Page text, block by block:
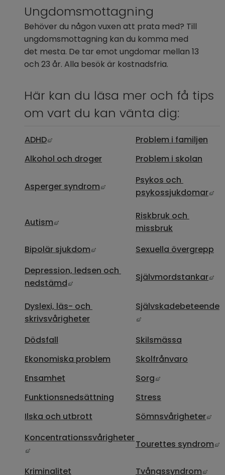
Ungdomsmottagning
Behöver du någon vuxen att prata med? Till
ungdomsmottagning kan du komma med
det mesta. De tar emot ungdomar mellan 13
och 23 år. Alla besök är kostnadsfria.
Här kan du läsa mer och få tips
om vart du kan vänta dig:
ADHD Länk till annan webbplats, öppnas i nytt
Problem i familjen
Alkohol och droger
Problem i skolan
Asperger syndrom Länk till annan webbplats,
Psykos och
psykossjukdomar
Autism Länk till annan webbplats, öppnas i nytt
Riskbruk och
missbruk
Bipolär sjukdom Länk till annan webbplats,
Sexuella övergrepp
Depression, ledsen och
nedstämd Länk till annan webbplats, öppnas i
Självmordstankar
Dyslexi, läs- och
skrivsvårigheter
Självskadebeteende
Länk till annan
Dödsfall
Skilsmässa
Ekonomiska problem
Skolfrånvaro
Ensamhet
Sorg Länk till annan
Funktionsnedsättning
Stress
Ilska och utbrott
Sömnsvårigheter
Koncentrationssvårigheter
Länk till annan webbplats, öppnas i nytt fönster.
Tourettes syndrom
Kriminalitet Tvångssyndrom